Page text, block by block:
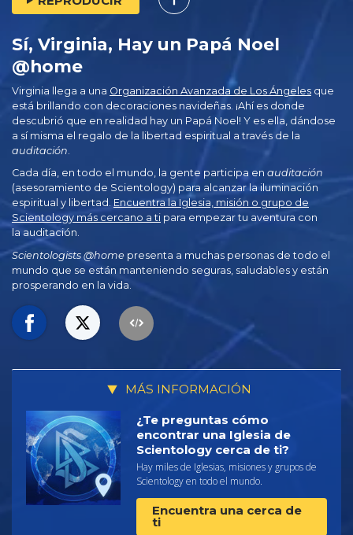
Sí, Virginia, Hay un Papá Noel
@home
Virginia llega a una Organización Avanzada de Los Ángeles que
está brillando con decoraciones navideñas. ¡Ahí es donde
descubrió que en realidad hay un Papá Noel! Y es ella, dándose
a sí misma el regalo de la libertad espiritual a través de la
auditación
Cada día, en todo el mundo, la gente participa en auditación
(asesoramiento de Scientology) para alcanzar la iluminación
espiritual y libertad. Encuentra la Iglesia, misión o grupo de
Scientology más cercano a ti para empezar tu aventura con
la auditación.
Scientologists @home presenta a muchas personas de todo el
mundo que se están manteniendo seguras, saludables y están
prosperando en la vida.
MÁS INFORMACIÓN
¿Te preguntas cómo
encontrar una Iglesia de
Scientology cerca de ti?
Hay miles de Iglesias, misiones y grupos de
Scientology en todo el mundo.
Encuentra una cerca de
ti